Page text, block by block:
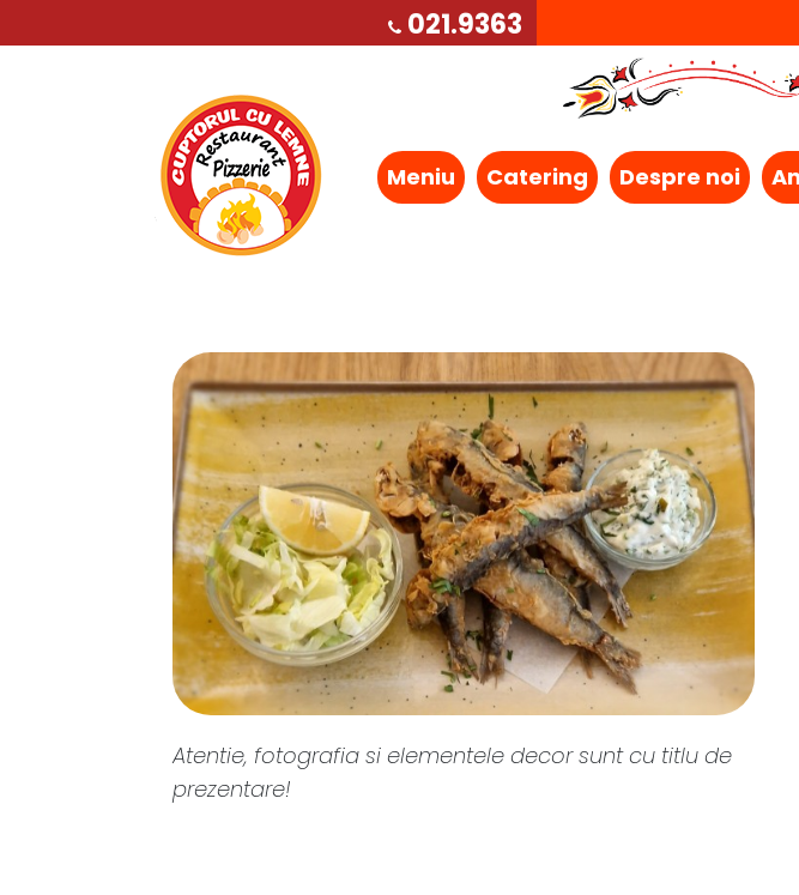
021.9363
Meniu Catering Despre noi
Atentie, fotografia si elementele decor sunt cu titlu de
prezentare!